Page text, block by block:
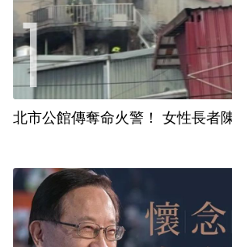
北市公館傳奪命火警！ 女性長者